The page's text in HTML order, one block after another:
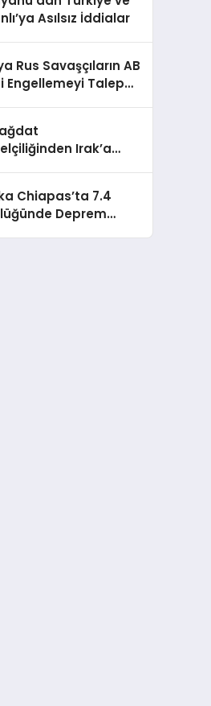
Asılsız İddialar
Rus Savaşçıların AB
Engellemeyi Talep
Irak’a
Chiapas’ta 7.4
Deprem